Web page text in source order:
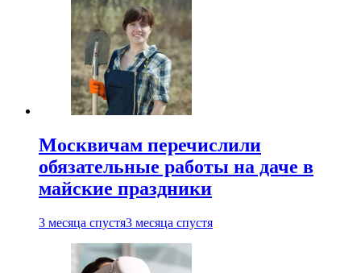
Москвичам перечислили
обязательные работы на даче в
майские праздники
3 месяца спустя3 месяца спустя